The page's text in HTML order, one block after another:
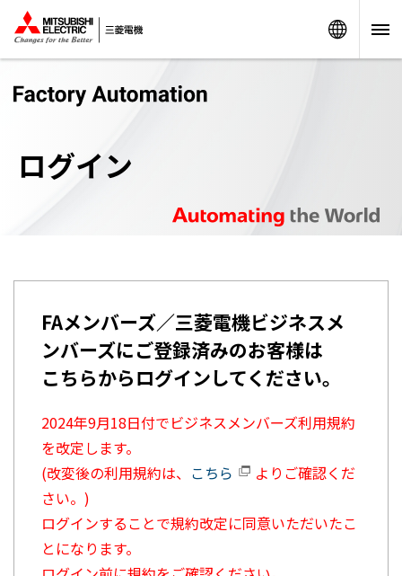
ログイン
FAメンバーズ／三菱電機ビジネスメ
ンバーズにご登録済みのお客様は
こちらからログインしてください。
2024年9月18日付でビジネスメンバーズ利用規約
を改定します。
(改変後の利用規約は、 こちら
よりご確認くだ
さい。)
ログインすることで規約改定に同意いただいたこ
とになります。